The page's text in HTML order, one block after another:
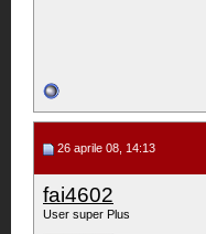
26 aprile 08, 14:13
fai4602
User super Plus